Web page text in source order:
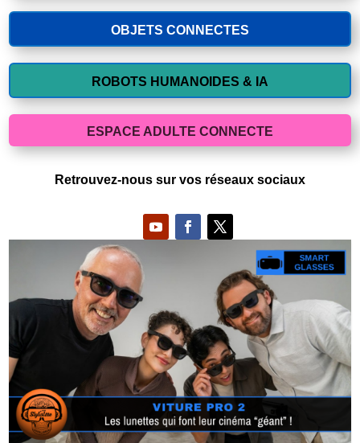
OBJETS CONNECTES
ROBOTS HUMANOIDES & IA
ESPACE ADULTE CONNECTE
Retrouvez-nous sur vos réseaux sociaux